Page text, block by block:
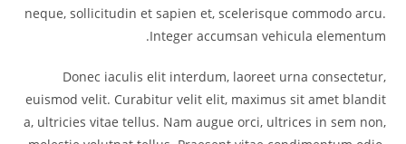
neque, sollicitudin et sapien et, scelerisque commodo arcu.
Integer accumsan vehicula elementum.
Donec iaculis elit interdum, laoreet urna consectetur,
euismod velit. Curabitur velit elit, maximus sit amet blandit
a, ultricies vitae tellus. Nam augue orci, ultrices in sem non,